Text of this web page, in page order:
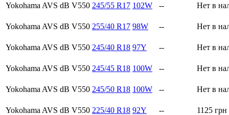
Yokohama AVS dB V550 245/55 R17 102W -- Нет в
Yokohama AVS dB V550 255/40 R17 98W -- Нет в
Yokohama AVS dB V550 245/40 R18 97Y -- Нет в
Yokohama AVS dB V550 245/45 R18 100W -- Нет в
Yokohama AVS dB V550 245/50 R18 100W -- Нет в
Yokohama AVS dB V550 225/40 R18 92Y -- 1125 грн